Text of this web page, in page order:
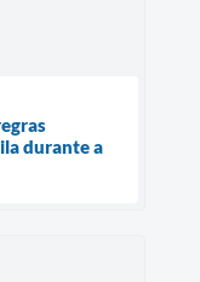
durante a